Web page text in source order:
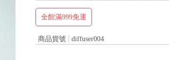
全館滿999免運
商品貨號 diffuser004